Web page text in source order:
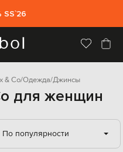
SS`26
& Co Одежда Джинсы
для женщин
По популярности